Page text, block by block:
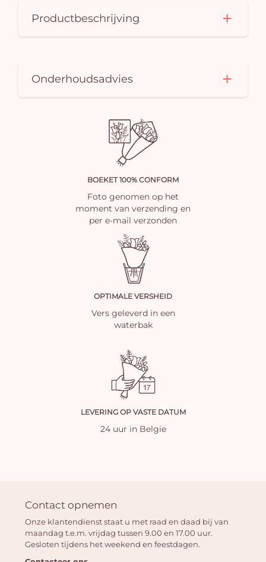
Productbeschrijving
Onderhoudsadvies
BOEKET 100% CONFORM
Foto genomen op het
moment van verzending en
per e-mail verzonden
OPTIMALE VERSHEID
Vers geleverd in een
waterbak
LEVERING OP VASTE DATUM
24 uur in Belgie
Contact opnemen
Onze klantendienst staat u met raad en daad bij van
maandag t.e.m. vrijdag tussen 9.00 en 17.00 uur.
Gesloten tijdens het weekend en feestdagen.